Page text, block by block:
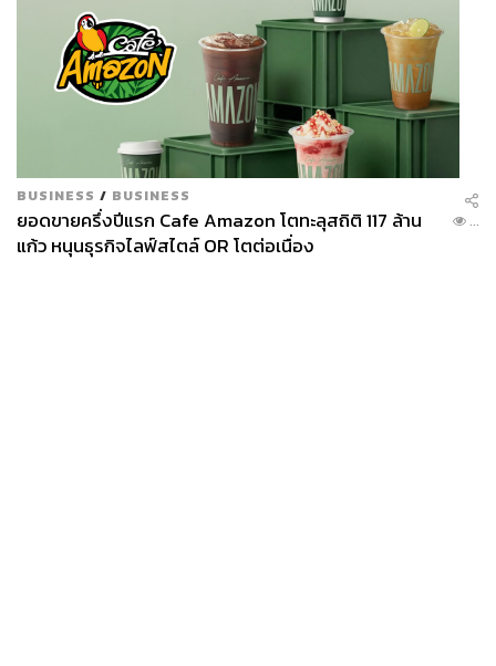
BUSINESS / BUSINESS
ยอดขายครึ่งปีแรก Cafe Amazon โตทะลุสถิติ 117 ล้าน
แก้ว หนุนธุรกิจไลฟ์สไตล์ OR โตต่อเนื่อง
...